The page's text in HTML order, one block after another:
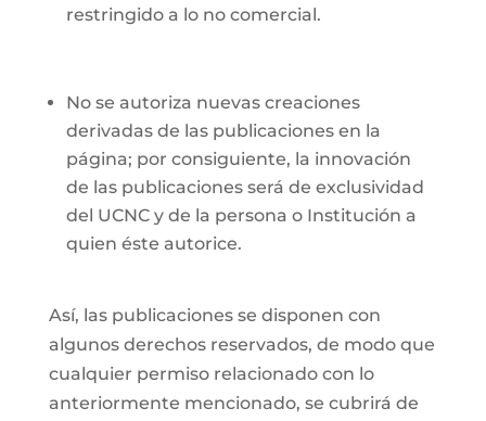
restringido a lo no comercial.
No se autoriza nuevas creaciones
derivadas de las publicaciones en la
página; por consiguiente, la innovación
de las publicaciones será de exclusividad
del UCNC y de la persona o Institución a
quien éste autorice.
Así, las publicaciones se disponen con
algunos derechos reservados, de modo que
cualquier permiso relacionado con lo
anteriormente mencionado, se cubrirá de